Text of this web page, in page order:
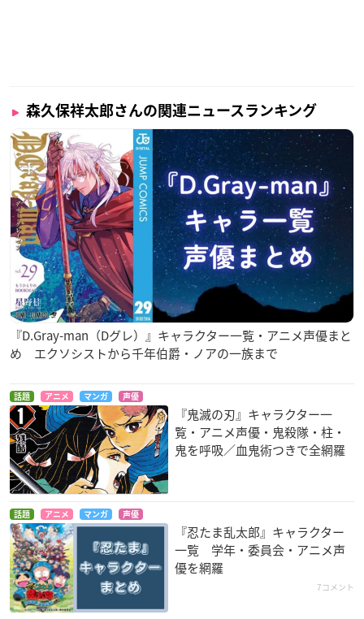
森久保祥太郎さんの関連ニュースランキング
『D.Gray-man（Dグレ）』キャラクター一覧・アニメ声優まと
め エクソシストから千年伯爵・ノアの一族まで
話題 アニメ マンガ 声優
『鬼滅の刃』キャラクター一
覧・アニメ声優・鬼殺隊・柱・
鬼を呼吸／血鬼術つきで全網羅
話題 アニメ マンガ 声優
『忍たま乱太郎』キャラクター
一覧 学年・委員会・アニメ声
優を網羅
7コメント